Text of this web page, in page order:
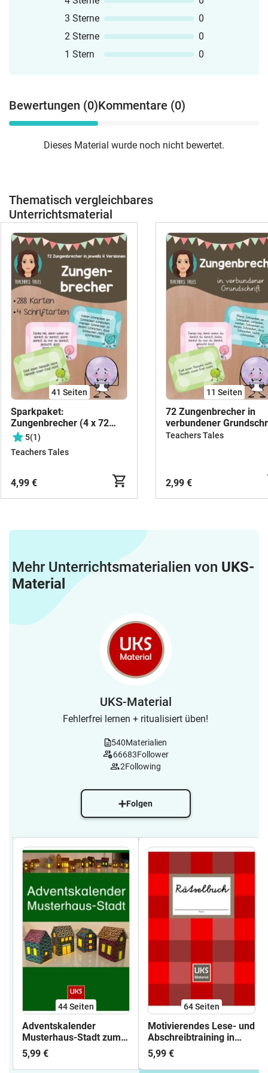
3 Sterne
0
2 Sterne
0
1 Stern
0
Bewertungen (0)Kommentare (0)
Dieses Material wurde noch nicht bewertet.
Thematisch vergleichbares
Unterrichtsmaterial
41 Seiten
Sparkpaket:
Zungenbrecher (4 x 72
Karten!)
5(1)
Teachers Tales
4,99 €
11 Seiten
72 Zungenbrecher in
verbundener
Teachers Tales
2,99 €
Mehr Unterrichtsmaterialien von UKS-
Material
UKS-Material
Fehlerfrei lernen + ritualisiert üben!
540Materialien
66683Follower
2Following
Folgen
44Seiten
Adventskalender
Musterhaus-Stadt zum
Basteln
5,99 €
64Seiten
Motivierendes Lese- und
Abschreibtraining in
Schreibschrift VA
SCHÜLERARBEITSHEFT
5,99 €